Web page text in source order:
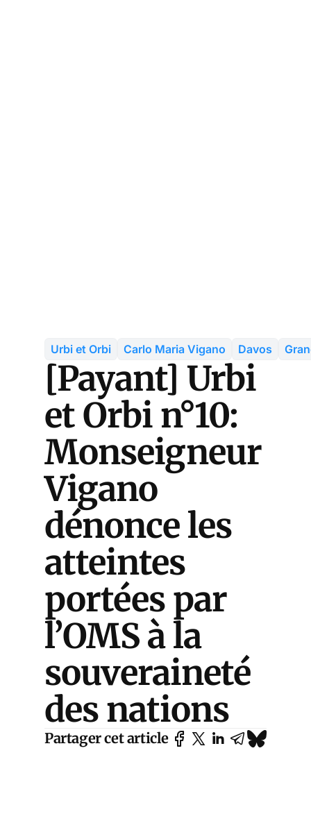
Urbi et Orbi Carlo Maria Vigano Davos
[Payant] Urbi
et Orbi n°10:
Monseigneur
Vigano
dénonce les
atteintes
portées par
l’OMS à la
souveraineté
des nations
Partager cet article